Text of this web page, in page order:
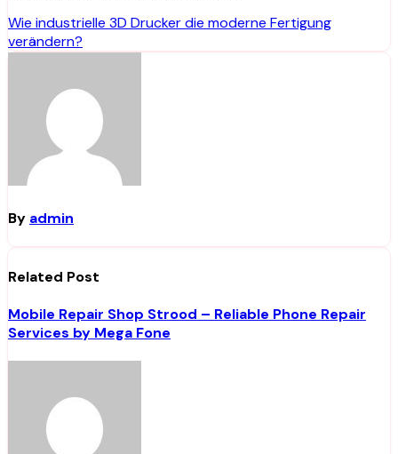
Post
navigation
Wie industrielle 3D Drucker die moderne Fertigung
verändern?
By admin
Related Post
Mobile Repair Shop Strood – Reliable Phone Repair
Services by Mega Fone